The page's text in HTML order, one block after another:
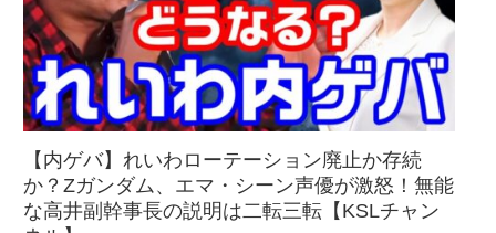
【内ゲバ】れいわローテーション廃止か存続
か？Zガンダム、エマ・シーン声優が激怒！無能
な高井副幹事長の説明は二転三転【KSLチャン